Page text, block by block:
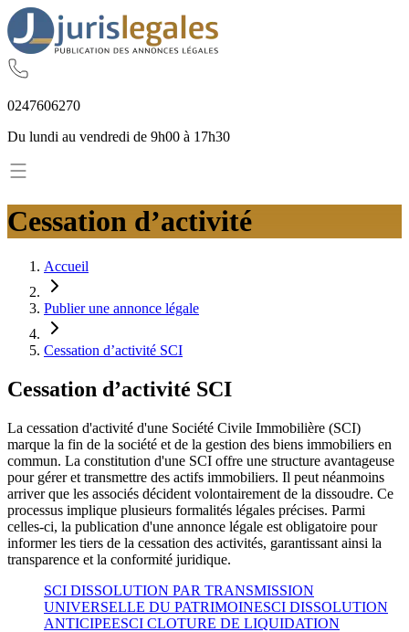
0247606270
Du lundi au vendredi de 9h00 à 17h30
Cessation d’activité
Accueil
Publier une annonce légale
Cessation d’activité SCI
Cessation d’activité SCI
La cessation d'activité d'une Société Civile Immobilière (SCI)
marque la fin de la société et de la gestion des biens immobiliers en
commun. La constitution d'une SCI offre une structure avantageuse
pour gérer et transmettre des actifs immobiliers. Il peut néanmoins
arriver que les associés décident volontairement de la dissoudre. Ce
processus implique plusieurs formalités légales précises. Parmi
celles-ci, la publication d'une annonce légale est obligatoire pour
informer les tiers de la cessation des activités, garantissant ainsi la
transparence et la conformité juridique.
SCI DISSOLUTION PAR TRANSMISSION
UNIVERSELLE DU PATRIMOINESCI DISSOLUTION
ANTICIPEESCI CLOTURE DE LIQUIDATION